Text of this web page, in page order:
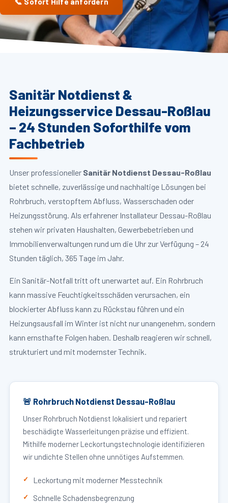
Sanitär Notdienst &
Heizungsservice Dessau-Roßlau
– 24 Stunden Soforthilfe vom
Fachbetrieb
Unser professioneller Sanitär Notdienst Dessau-Roßlau
bietet schnelle, zuverlässige und nachhaltige Lösungen bei
Rohrbruch, verstopftem Abfluss, Wasserschaden oder
Heizungsstörung. Als erfahrener Installateur Dessau-Roßlau
stehen wir privaten Haushalten, Gewerbebetrieben und
Immobilienverwaltungen rund um die Uhr zur Verfügung – 24
Stunden täglich, 365 Tage im Jahr.
Ein Sanitär-Notfall tritt oft unerwartet auf. Ein Rohrbruch
kann massive Feuchtigkeitsschäden verursachen, ein
blockierter Abfluss kann zu Rückstau führen und ein
Heizungsausfall im Winter ist nicht nur unangenehm, sondern
kann ernsthafte Folgen haben. Deshalb reagieren wir schnell,
strukturiert und mit modernster Technik.
🚨 Rohrbruch Notdienst Dessau-Roßlau
Unser Rohrbruch Notdienst lokalisiert und repariert
beschädigte Wasserleitungen präzise und effizient.
Mithilfe moderner Leckortungstechnologie identifizieren
wir undichte Stellen ohne unnötiges Aufstemmen.
Leckortung mit moderner Messtechnik
Schnelle Schadensbegrenzung